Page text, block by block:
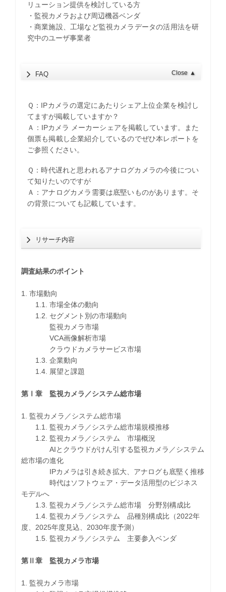
リューション提供を検討している方
・監視カメラおよび周辺機器ベンダ
・商業施設、工場など監視カメラデータの活用法を研
究中のユーザ事業者
FAQ Close ▲
Ｑ：IPカメラの選定にあたりシェア上位企業を検討し
てますが掲載していますか？
Ａ：IPカメラ メーカーシェアを掲載しています。また
個票も掲載し企業紹介しているのでぜひ本レポートを
ご参照ください。
Ｑ：時代遅れと思われるアナログカメラの今後につい
て知りたいのですが
Ａ：アナログカメラ需要は底堅いものがあります。そ
の背景についても記載しています。
リサーチ内容
調査結果のポイント
1. 市場動向
1.1. 市場全体の動向
1.2. セグメント別の市場動向
監視カメラ市場
VCA画像解析市場
クラウドカメラサービス市場
1.3. 企業動向
1.4. 展望と課題
第Ⅰ章 監視カメラ／システム総市場
1. 監視カメラ／システム総市場
1.1. 監視カメラ／システム総市場規模推移
1.2. 監視カメラ／システム 市場概況
AIとクラウドがけん引する監視カメラ／システム
総市場の進化
IPカメラは引き続き拡大、アナログも底堅く推移
時代はソフトウェア・データ活用型のビジネス
モデルへ
1.3. 監視カメラ／システム総市場 分野別構成比
1.4. 監視カメラ／システム 品種別構成比（2022年
度、2025年度見込、2030年度予測）
1.5. 監視カメラ／システム 主要参入ベンダ
第Ⅱ章 監視カメラ市場
1. 監視カメラ市場